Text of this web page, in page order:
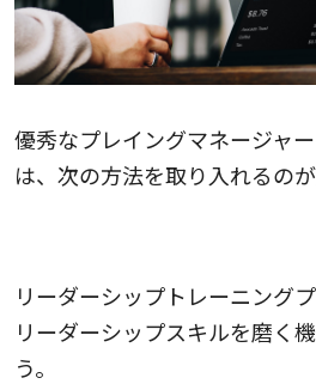
優秀なプレイングマネージャ
は、次の方法を取り入れるのが
リーダーシップトレーニング
リーダーシップスキルを磨く
う。